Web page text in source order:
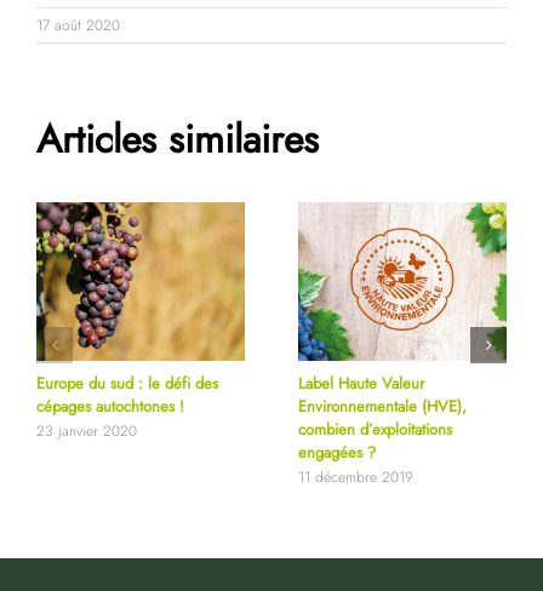
17 août 2020
Articles similaires
Europe du sud : le défi des
cépages autochtones !
23 janvier 2020
Label Haute Valeur
Environnementale (HVE),
combien d’exploitations
engagées ?
11 décembre 2019